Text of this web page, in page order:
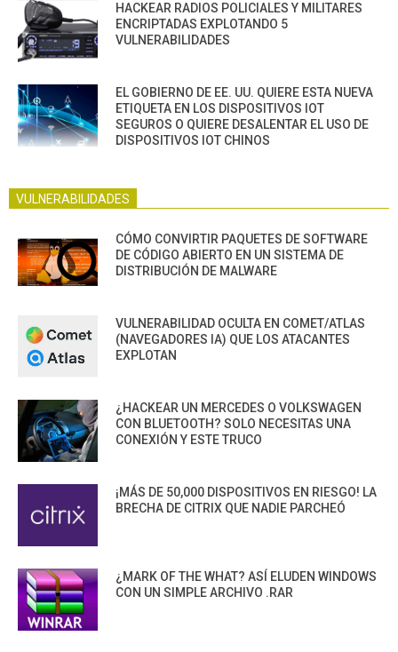
HACKEAR RADIOS POLICIALES Y MILITARES
ENCRIPTADAS EXPLOTANDO 5
VULNERABILIDADES
EL GOBIERNO DE EE. UU. QUIERE ESTA NUEVA
ETIQUETA EN LOS DISPOSITIVOS IOT
SEGUROS O QUIERE DESALENTAR EL USO DE
DISPOSITIVOS IOT CHINOS
VULNERABILIDADES
CÓMO CONVIRTIR PAQUETES DE SOFTWARE
DE CÓDIGO ABIERTO EN UN SISTEMA DE
DISTRIBUCIÓN DE MALWARE
VULNERABILIDAD OCULTA EN COMET/ATLAS
(NAVEGADORES IA) QUE LOS ATACANTES
EXPLOTAN
¿HACKEAR UN MERCEDES O VOLKSWAGEN
CON BLUETOOTH? SOLO NECESITAS UNA
CONEXIÓN Y ESTE TRUCO
¡MÁS DE 50,000 DISPOSITIVOS EN RIESGO! LA
BRECHA DE CITRIX QUE NADIE PARCHEÓ
¿MARK OF THE WHAT? ASÍ ELUDEN WINDOWS
CON UN SIMPLE ARCHIVO .RAR